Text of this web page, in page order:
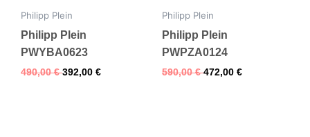
Philipp Plein
Philipp Plein
PWYBA0623
490,00€ 392,00 €
Philipp Plein
Philipp Plein
PWPZA0124
590,00€ 472,00 €